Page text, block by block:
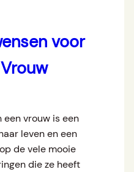
voor
een vrouw is een
leven en een
de vele mooie
die ze heeft